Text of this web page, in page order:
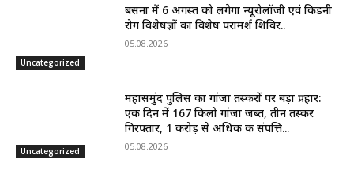
Uncategorized
बसना में 6 अगस्त को लगेगा न्यूरोलॉजी एवं किडनी
रोग विशेषज्ञों का विशेष परामर्श शिविर..
05.08.2026
Uncategorized
महासमुंद पुलिस का गांजा तस्करों पर बड़ा प्रहार:
एक दिन में 167 किलो गांजा जब्त, तीन तस्कर
गिरफ्तार, 1 करोड़ से अधिक की संपत्ति...
05.08.2026